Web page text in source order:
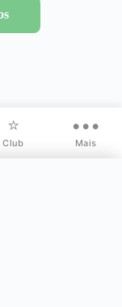
⭐
Club
•••
Mais